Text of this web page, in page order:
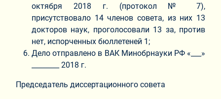
октября 2018 г. (протокол № 7),
присутствовало 14 членов совета, из них 13
докторов наук, проголосовали 13 за, против
нет, испорченных бюллетеней 1;
Дело отправлено в ВАК Минобрнауки РФ «___»
________ 2018 г.
Председатель диссертационного совета